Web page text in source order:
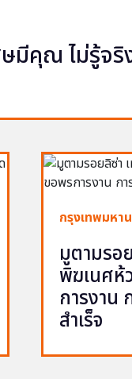
มีคุณ ไม่รู้จริ
กรุงเทพมหา
มูตามรอ
พิฆเนศห้
การงาน
สำเร็จ